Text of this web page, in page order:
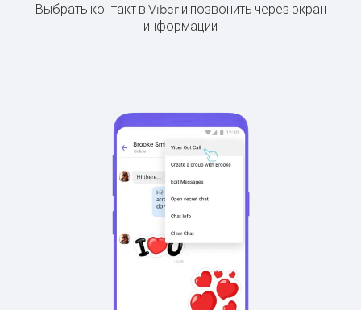
Выбрать контакт в Viber и позвонить через экран
информации